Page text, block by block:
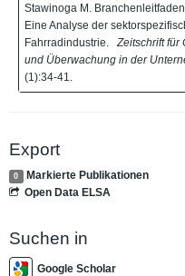
Stawinoga M.
Eine Analyse der
Fahrradindustrie.
Zeitschrift für
und Überwachung in der
(1):34-41.
Export
0
Markierte Publikationen
Open Data ELSA
Suchen in
Google Scholar